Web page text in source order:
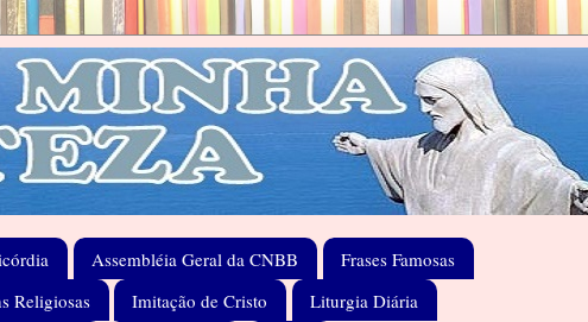
Assembléia Geral da CNBB
Frases Famosas
Religiosas Imitação de Cristo
Liturgia Diária